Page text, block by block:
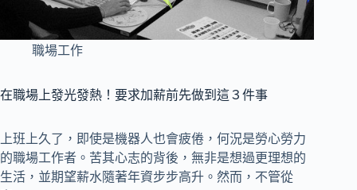
職場工作
在職場上發光發熱！要求加薪前先做到這３件事
上班上久了，即使是機器人也會疲倦，何況是勞心勞力
的職場工作者。苦其心志的背後，無非是想過更理想的
生活，並期望薪水隨著年資步步高升。然而，不管從